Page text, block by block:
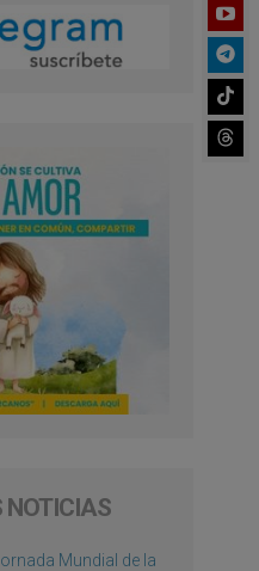
NOTICIAS
Mundial de la